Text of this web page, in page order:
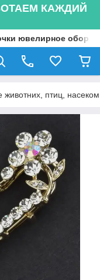
КАЖДИЙ
ювелирное
животних, птиц,